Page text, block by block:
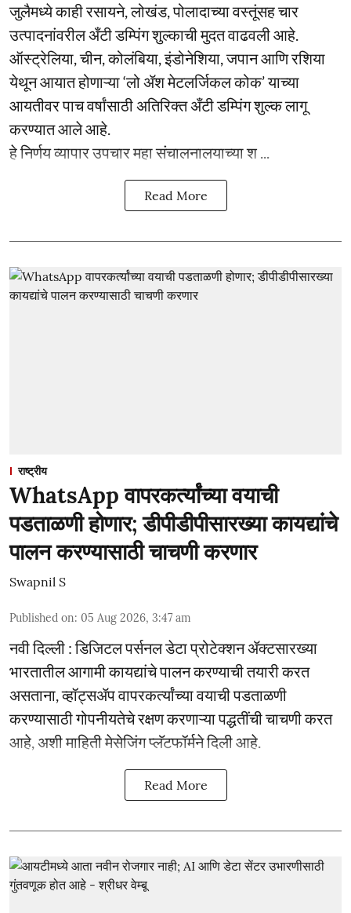
जुलैमध्ये काही रसायने, लोखंड, पोलादाच्या वस्तूंसह चार
उत्पादनांवरील अँटी डम्पिंग शुल्काची मुदत वाढवली आहे.
ऑस्ट्रेलिया, चीन, कोलंबिया, इंडोनेशिया, जपान आणि रशिया
येथून आयात होणाऱ्या ‘लो ॲश मेटलर्जिकल कोक’ याच्या
आयतीवर पाच वर्षांसाठी अतिरिक्त अँटी डम्पिंग शुल्क लागू
करण्यात आले आहे.
हे निर्णय व्यापार उपचार महा संचालनालयाच्या श ...
Read More
राष्ट्रीय
WhatsApp वापरकर्त्यांच्या वयाची
पडताळणी होणार; डीपीडीपीसारख्या कायद्यांचे
पालन करण्यासाठी चाचणी करणार
Swapnil S
Published on: 05 Aug 2026, 3:47 am
नवी दिल्ली : डिजिटल पर्सनल डेटा प्रोटेक्शन ॲक्टसारख्या
भारतातील आगामी कायद्यांचे पालन करण्याची तयारी करत
असताना, व्हॉट्सॲप वापरकर्त्यांच्या वयाची पडताळणी
करण्यासाठी गोपनीयतेचे रक्षण करणाऱ्या पद्धतींची चाचणी करत
आहे, अशी माहिती मेसेजिंग प्लॅटफॉर्मने दिली आहे.
Read More